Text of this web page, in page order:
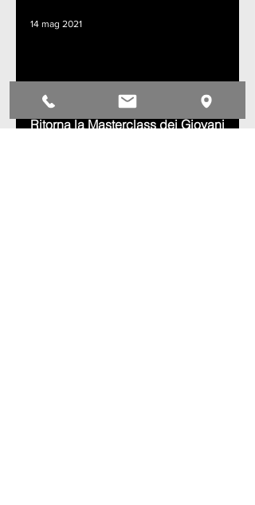
Ritorna la Masterclass dei Giovani
Giovani Imprenditori
14 mag 2021